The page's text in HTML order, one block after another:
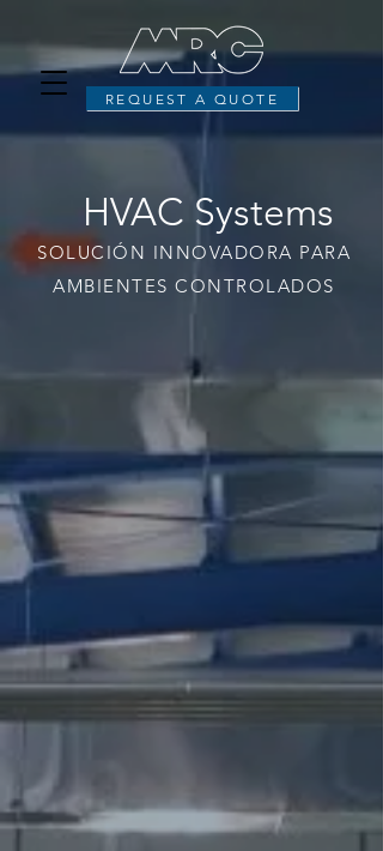
REQUEST A QUOTE
HVAC Systems
SOLUCIÓN INNOVADORA PARA
AMBIENTES CONTROLADOS